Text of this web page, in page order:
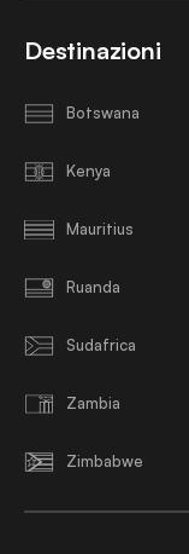
Destinazioni
Botswana
Kenya
Mauritius
Ruanda
Sudafrica
Zambia
Zimbabwe